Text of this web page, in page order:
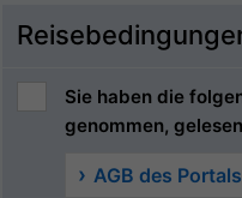
Sie haben die
genommen,
AGB des